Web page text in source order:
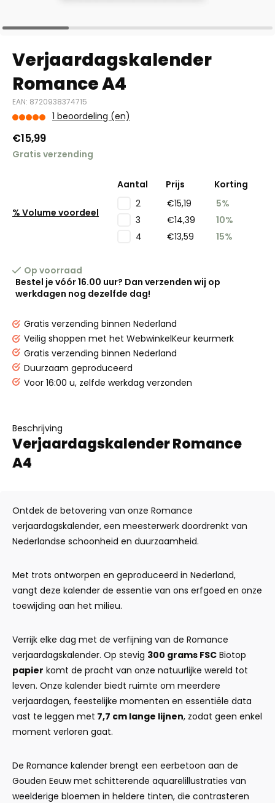
Verjaardagskalender
Romance A4
EAN: 8720938374715
1 beoordeling (en)
€15,99
Gratis verzending
% Volume voordeel
Aantal Prijs
Korting
2
€15,19
5%
3
€14,39
10%
4
€13,59 15%
Op voorraad
Bestel je vóór 16.00 uur? Dan verzenden wij op
werkdagen nog dezelfde dag!
Gratis verzending binnen Nederland
Veilig shoppen met het WebwinkelKeur keurmerk
Gratis verzending binnen Nederland
Duurzaam geproduceerd
Voor 16:00 u, zelfde werkdag verzonden
Beschrijving
Verjaardagskalender Romance
A4
Ontdek de betovering van onze Romance
verjaardagskalender, een meesterwerk doordrenkt van
Nederlandse schoonheid en duurzaamheid.
Met trots ontworpen en geproduceerd in Nederland,
vangt deze kalender de essentie van ons erfgoed en onze
toewijding aan het milieu.
Verrijk elke dag met de verfijning van de Romance
verjaardagskalender. Op stevig 300 grams FSC Biotop
papier komt de pracht van onze natuurlijke wereld tot
leven. Onze kalender biedt ruimte om meerdere
verjaardagen, feestelijke momenten en essentiële data
vast te leggen met 7,7 cm lange lijnen, zodat geen enkel
moment verloren gaat.
De Romance kalender brengt een eerbetoon aan de
Gouden Eeuw met schitterende aquarelillustraties van
weelderige bloemen in heldere tinten, die contrasteren